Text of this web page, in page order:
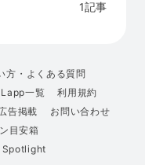
1記事
方・よくある質問
Lapp一覧
利用規約
告掲載
お問い合わせ
目安箱